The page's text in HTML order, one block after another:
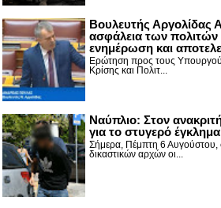
Βουλευτής Αργολίδας
ασφάλεια των πολιτών
ενημέρωση και
Ερώτηση προς τους
Κρίσης και Πολιτ...
Nαύπλιο: Στον
για το στυγερό
Σήμερα, Πέμπτη 6 Αυγούστου,
δικαστικών αρχών οι...